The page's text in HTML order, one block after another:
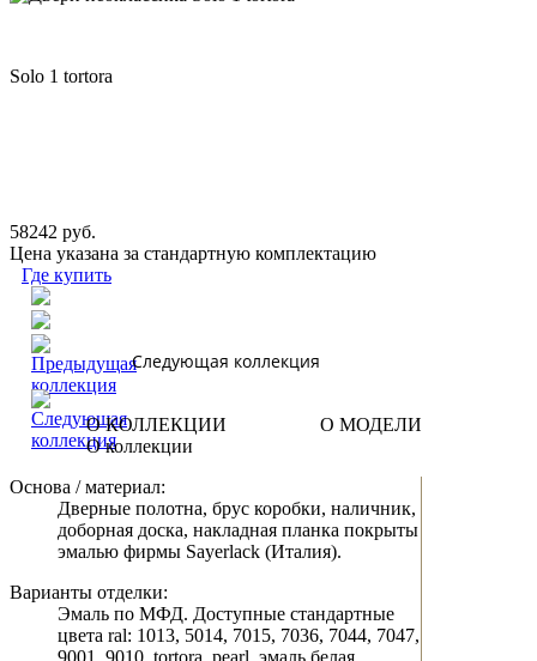
Solo 1 tortora
58242 руб.
Цена указана за стандартную комплектацию
Где купить
Следующая коллекция
О КОЛЛЕКЦИИ
О МОДЕЛИ
О коллекции
Основа / материал:
Дверные полотна, брус коробки, наличник,
доборная доска, накладная планка покрыты
эмалью фирмы Sayerlack (Италия).
Варианты отделки:
Эмаль по МФД. Доступные стандартные
цвета ral: 1013, 5014, 7015, 7036, 7044, 7047,
9001, 9010, tortora, pearl, эмаль белая.